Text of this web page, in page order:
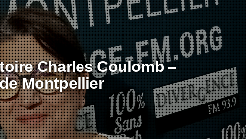
Charles Coulomb –
Montpellier